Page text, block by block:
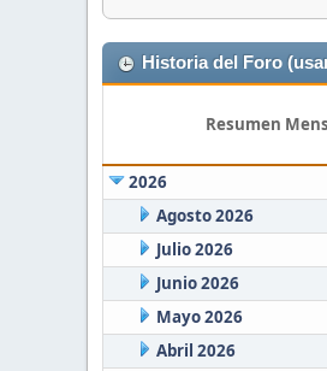
Historia del Foro
Resumen
2026
Agosto 2026
Julio 2026
Junio 2026
Mayo 2026
Abril 2026